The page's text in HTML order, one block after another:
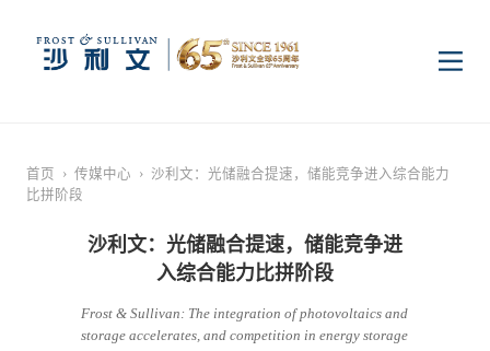
洞察
首页 › 传媒中心 › 沙利文：光储融合提速，储能竞争进入综合能力
比拼阶段
沙利文：光储融合提速，储能竞争进
入综合能力比拼阶段
Frost & Sullivan: The integration of photovoltaics and
storage accelerates, and competition in energy storage